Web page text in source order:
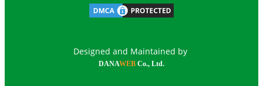
Designed and Maintained by
DANAWEB Co., Ltd.